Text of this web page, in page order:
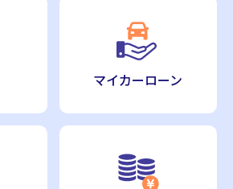
マイカーローン